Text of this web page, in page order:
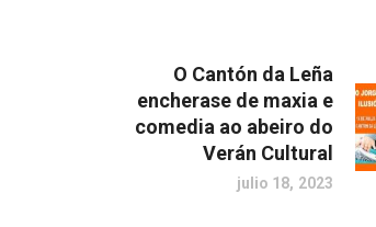
O Cantón da Leña
encherase de maxia e
comedia ao abeiro do
Verán Cultural
julio 18, 2023